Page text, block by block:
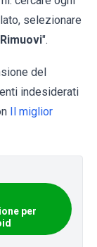
selezionare
Rimuovi".
del
indesiderati
Il miglior
per